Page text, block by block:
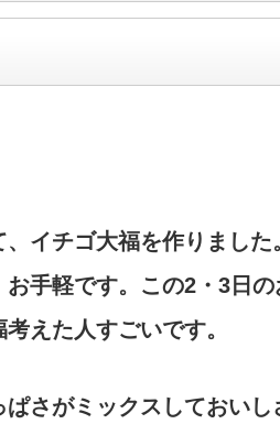
イチゴ大福を作りました
手軽です。この2・3日
えた人すごいです。
さがミックスしておいし